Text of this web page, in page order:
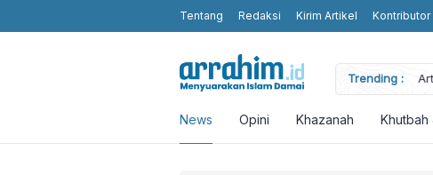
Tentang Redaksi Kirim Artikel Kontributor
Trending :
Keteladanan dan Perjuangan
News Opini Khazanah Khutbah